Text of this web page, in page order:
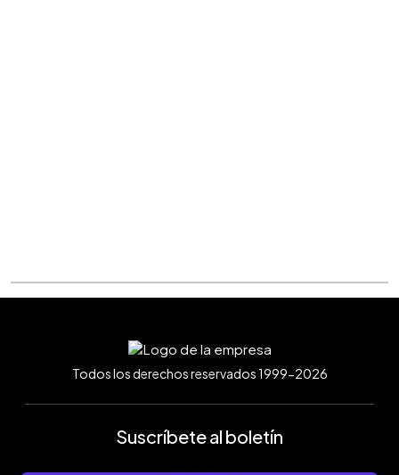
Todos los derechos reservados 1999-2026
Suscríbete al boletín